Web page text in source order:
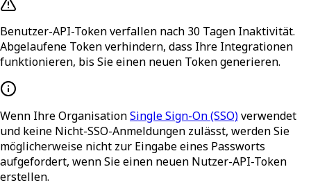
Benutzer-API-Token verfallen nach 30 Tagen Inaktivität.
Abgelaufene Token verhindern, dass Ihre Integrationen
funktionieren, bis Sie einen neuen Token generieren.
Wenn Ihre OrganisationSingle Sign-On (SSO)verwendet
und keine Nicht-SSO-Anmeldungen zulässt, werden Sie
möglicherweise nicht zur Eingabe eines Passworts
aufgefordert, wenn Sie einen neuen Nutzer-API-Token
erstellen.